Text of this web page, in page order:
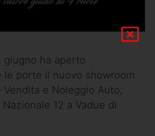
giugno ha aperto
le porte il nuovo showroom
Vendita e Noleggio Auto,
12 a Vadue di